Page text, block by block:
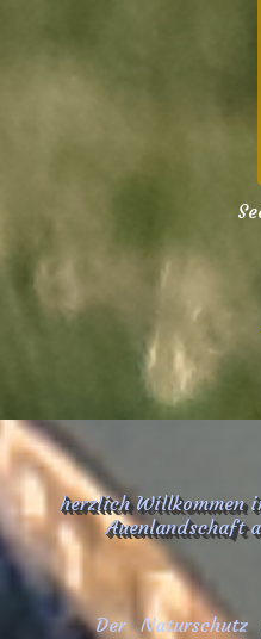
Der
herzlich Willkommen
Auenlandschaft